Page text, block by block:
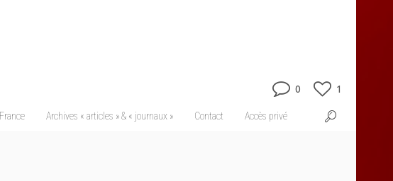
Archives « articles » & « journaux » Contact Accès privé
0 1